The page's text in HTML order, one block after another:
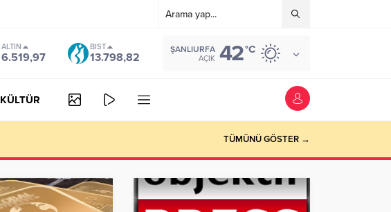
ALTIN
6.519,97
BIST
13.798,82
ŞANLIURFA
AÇIK 42°C
KÜLTÜR
TÜMÜNÜ GÖSTER →